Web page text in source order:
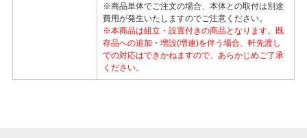
※商品単体でご注文の場合、本体との取付は別途
費用が発生いたしますのでご注意ください。
※本商品は組立・設置付きの商品となります。既
存品への追加・増設(増連)を伴う場合、軒先渡し
での対応はできかねますので、あらかじめご了承
ください。